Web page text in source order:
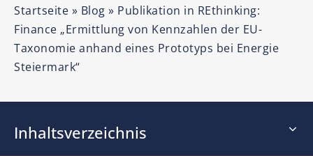
Startseite » Blog » Publikation in REthinking:
Finance „Ermittlung von Kennzahlen der EU-
Taxonomie anhand eines Prototyps bei Energie
Steiermark“
Inhaltsverzeichnis